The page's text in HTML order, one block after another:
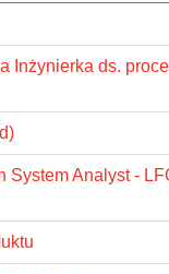
Inżynierka ds.
System Analyst -